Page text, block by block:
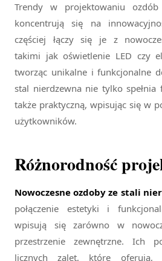
Trendy w projektowaniu
koncentrują się na
częściej łączy się je z
takimi jak oświetlenie LED czy
tworząc unikalne i funkcjonalne
stal nierdzewna nie tylko spełnia
także praktyczną, wpisując się w
użytkowników.
Różnorodność
Nowoczesne ozdoby ze stali
połączenie estetyki i
wpisują się zarówno w
przestrzenie zewnętrzne. Ich
licznych zalet, które oferują,